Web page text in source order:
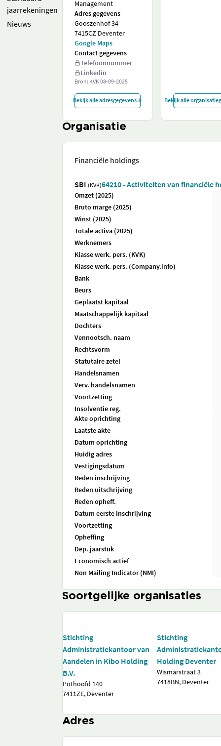
jaarrekeningen
Nieuws
Management
Adres gegevens
Gooszenhof 34
7415CZ Deventer
Google Maps
Contact gegevens
Telefoonnummer
Linkedin
Bron: KVK08-09-2025
Bekijk alle adresgegevens Bekijk alle
Organisatie
Financiële holdings
SBI (KVK)64210 - Activiteiten van financiële
Omzet (2025)
Bruto marge (2025)
Winst (2025)
Totale activa (2025)
Werknemers
Klasse werk. pers. (KVK)
Klasse werk. pers. (Company.info)
Bank
Beurs
Geplaatst kapitaal
Maatschappelijk kapitaal
Dochters
Vennootsch. naam
Rechtsvorm
Statutaire zetel
Handelsnamen
Verv. handelsnamen
Voortzetting
Insolventie reg.
Akte oprichting
Laatste akte
Datum oprichting
Huidig adres
Vestigingsdatum
Reden inschrijving
Reden uitschrijving
Reden opheff.
Datum eerste inschrijving
Voortzetting
Opheffing
Dep. jaarstuk
Economisch actief
Non Mailing Indicator (NMI)
Soortgelijke organisaties
Stichting
Administratiekantoor van
Aandelen in Kibo Holding
B.V.
Pothoofd 140
7411ZE, Deventer
Stichting
Holding Deventer
Wismarstraat 3
7418BN, Deventer
Adres